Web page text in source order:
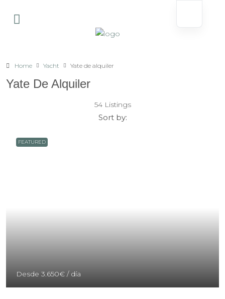
Home Yacht Yate de alquiler
Yate De Alquiler
54 Listings
Sort by:
FEATURED
Desde 3.650€ / día